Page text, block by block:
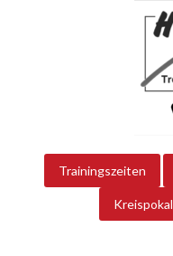
Trainingszeiten
Kreispokal